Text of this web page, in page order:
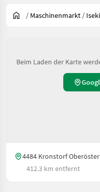
/ Maschinenmarkt / Iseki
Beim Laden der Karte
4484 Kronstorf
412.3 km entfernt